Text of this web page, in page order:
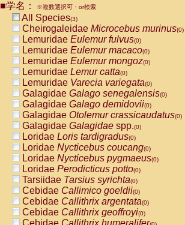
CebidaeCebus nigrivittatus
CebidaeCebus
CebidaeSaimiri boliviensis(0)
CebidaeSaimiri sciureus(0)
AtelidaeAlouatta caraya(0)
AtelidaeAlouatta fusca(0)
AtelidaeAlouatta seniculus
AtelidaeAlouattaspp.(0)
AtelidaeAteles belzebuth(0)
AtelidaeAteles geoffroyi(0)
AtelidaeAteles paniscus(0)
AtelidaeAtelesspp.(0)
Atelidae Lagothrix lagothricha
AtelidaeLagothrix lagothricha cana
PitheciidaeCacajao calvus
PitheciidaeCallicebus cupreus
PitheciidaeCallicebus donacophilus
PitheciidaeCallicebus moloch
PitheciidaeCallicebus torquatus
PitheciidaeCallicebusspp.(0)
PitheciidaeChiropotes satanas(0)
■学名： ※複数選択可・or検索
All Species(3)
Cheirogaleidae Microcebus murinus(0)
Lemuridae Eulemur fulvus(0)
Lemuridae Eulemur macaco(0)
Lemuridae Eulemur mongoz(0)
Lemuridae Lemur catta(0)
Lemuridae Varecia variegata(0)
Galagidae Galago senegalensis(0)
Galagidae Galago demidovii(0)
Galagidae Otolemur crassicaudatus(0)
Galagidae Galagidae spp.(0)
Loridae Loris tardigradus(0)
Loridae Nycticebus coucang(0)
Loridae Nycticebus pygmaeus(0)
Loridae Perodicticus potto(0)
Tarsiidae Tarsius syrichta(0)
Cebidae Callimico goeldii(0)
Cebidae Callithrix argentata(0)
Cebidae Callithrix geoffroyi(0)
Cebidae Callithrix humeralifer